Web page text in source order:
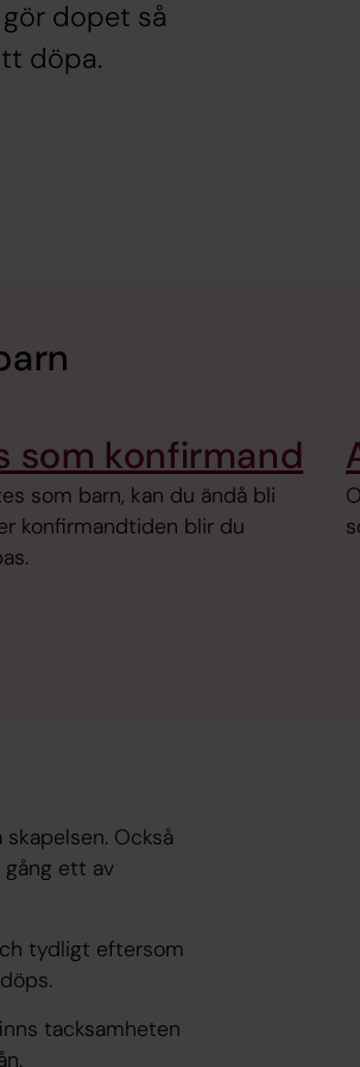
dopet så
döpa.
som konfirmand
som barn, kan du ändå bli
konfirmandtiden blir du
Också
gång ett av
tydligt eftersom
tacksamheten